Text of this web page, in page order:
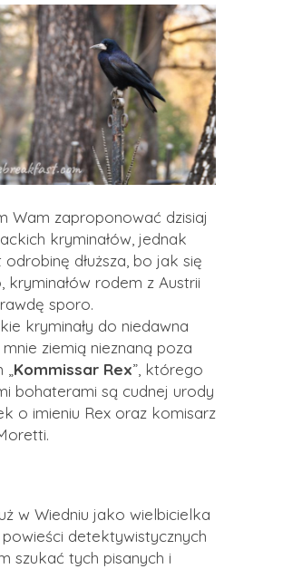
Wam zaproponować dzisiaj
kryminałów, jednak
odrobinę dłuższa, bo jak się
kryminałów rodem z Austrii
sporo.
kryminały do niedawna
mnie ziemią nieznaną poza
„Kommissar Rex”, którego
bohaterami są cudnej urody
o imieniu Rex oraz komisarz
.
w Wiedniu jako wielbicielka
detektywistycznych
szukać tych pisanych i